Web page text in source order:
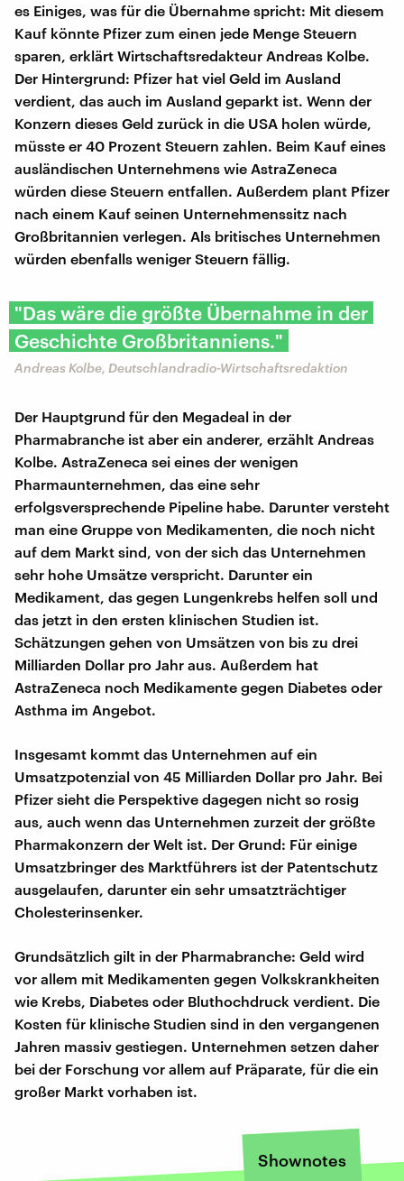
es Einiges, was für die Übernahme spricht: Mit diesem
Kauf könnte Pfizer zum einen jede Menge Steuern
sparen, erklärt Wirtschaftsredakteur Andreas Kolbe.
Der Hintergrund: Pfizer hat viel Geld im Ausland
verdient, das auch im Ausland geparkt ist. Wenn der
Konzern dieses Geld zurück in die USA holen würde,
müsste er 40 Prozent Steuern zahlen. Beim Kauf eines
ausländischen Unternehmens wie AstraZeneca
würden diese Steuern entfallen. Außerdem plant Pfizer
nach einem Kauf seinen Unternehmenssitz nach
Großbritannien verlegen. Als britisches Unternehmen
würden ebenfalls weniger Steuern fällig.
"Das wäre die größte Übernahme in der
Geschichte Großbritanniens."
Andreas Kolbe, Deutschlandradio-Wirtschaftsredaktion
Der Hauptgrund für den Megadeal in der
Pharmabranche ist aber ein anderer, erzählt Andreas
Kolbe. AstraZeneca sei eines der wenigen
Pharmaunternehmen, das eine sehr
erfolgsversprechende Pipeline habe. Darunter versteht
man eine Gruppe von Medikamenten, die noch nicht
auf dem Markt sind, von der sich das Unternehmen
sehr hohe Umsätze verspricht. Darunter ein
Medikament, das gegen Lungenkrebs helfen soll und
das jetzt in den ersten klinischen Studien ist.
Schätzungen gehen von Umsätzen von bis zu drei
Milliarden Dollar pro Jahr aus. Außerdem hat
AstraZeneca noch Medikamente gegen Diabetes oder
Asthma im Angebot.
Insgesamt kommt das Unternehmen auf ein
Umsatzpotenzial von 45 Milliarden Dollar pro Jahr. Bei
Pfizer sieht die Perspektive dagegen nicht so rosig
aus, auch wenn das Unternehmen zurzeit der größte
Pharmakonzern der Welt ist. Der Grund: Für einige
Umsatzbringer des Marktführers ist der Patentschutz
ausgelaufen, darunter ein sehr umsatzträchtiger
Cholesterinsenker.
Grundsätzlich gilt in der Pharmabranche: Geld wird
vor allem mit Medikamenten gegen Volkskrankheiten
wie Krebs, Diabetes oder Bluthochdruck verdient. Die
Kosten für klinische Studien sind in den vergangenen
Jahren massiv gestiegen. Unternehmen setzen daher
bei der Forschung vor allem auf Präparate, für die ein
großer Markt vorhaben ist.
Shownotes